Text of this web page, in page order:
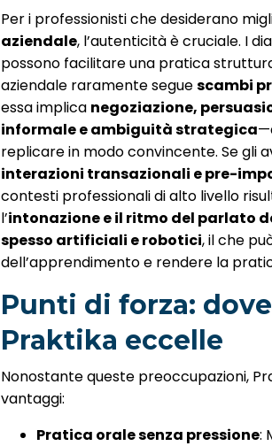
Per i professionisti che desiderano
aziendale, l’autenticità è cruciale. I
possono facilitare una pratica
aziendale raramente seguescambi
essa implica negoziazione,
informale e ambiguità strategica
replicare in modo convincente. Se gli
interazioni transazionali e pre-
contesti professionali di alto livello
l’intonazione e il ritmo del parlato
spesso artificiali e robotici, il che
dell’apprendimento e rendere la
Punti di forza: dove
Praktika eccelle
Nonostante queste preoccupazioni,
vantaggi:
Pratica orale senza pressione: